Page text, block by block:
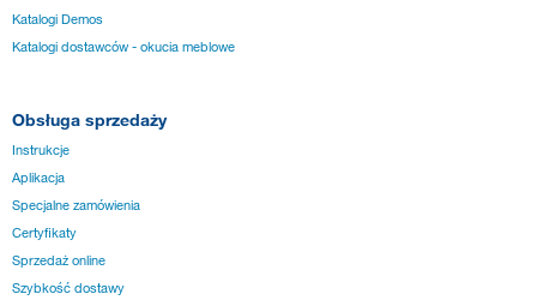
Katalogi Demos
Katalogi dostawców - okucia meblowe
Obsługa sprzedaży
Instrukcje
Aplikacja
Specjalne zamówienia
Certyfikaty
Sprzedaż online
Szybkość dostawy